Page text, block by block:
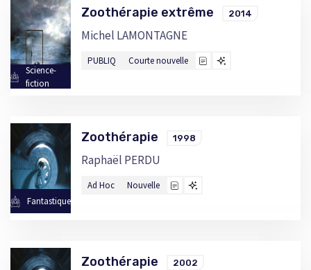
Science-
fiction
Zoothérapie extrême 2014
Michel LAMONTAGNE
PUBLIQ Courte nouvelle
Fantastique
Zoothérapie 1998
Raphaël PERDU
Ad Hoc Nouvelle
Zoothérapie 2002